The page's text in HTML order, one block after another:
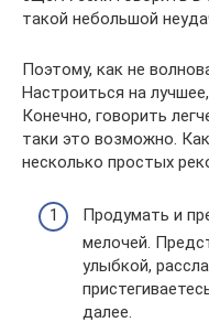
такой небольшой
Поэтому, как не
Настроиться на
Конечно, говорить
таки это возможно.
несколько простых
Продумать и
мелочей.
улыбкой,
далее.